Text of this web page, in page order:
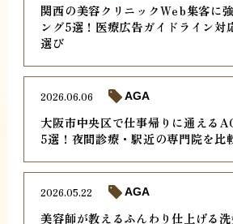
関西の美容クリニックWeb集客に
ング5選！医療広告ガイドライン対
選び
大阪市中央区で仕事帰りに通える
5選！夜間診療・駅近の専門院を比
2026.06.06 AGA
美容師が教えるふんわり仕上げる
2026.05.22 AGA